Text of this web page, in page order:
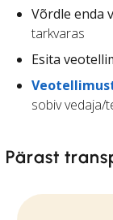
Võrdle enda
tarkvaras
Esita
sobiv vedaja/
Pärast